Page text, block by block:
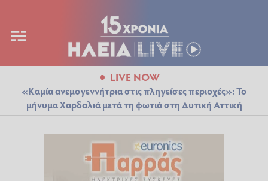
LIVE NOW
«Καμία ανεμογεννήτρια στις πληγείσες περιοχές»: Το
μήνυμα Χαρδαλιά μετά τη φωτιά στη Δυτική Αττική